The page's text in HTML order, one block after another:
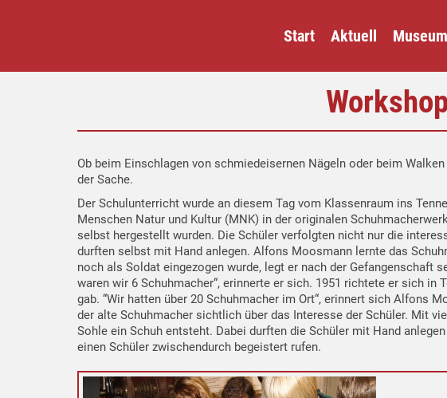
Start Aktuell Museum
Ob beim Einschlagen von schmiedeisernen Nägeln oder beim
der Sache.
Der Schulunterricht wurde an diesem Tag vom Klassenraum ins
Menschen Natur und Kultur (MNK) in der originalen
selbst hergestellt wurden. Die Schüler verfolgten nicht nur die
durften selbst mit Hand anlegen. Alfons Moosmann lernte das
noch als Soldat eingezogen wurde, legt er nach der Gefangenschaft
waren wir 6 Schuhmacher“, erinnerte er sich. 1951 richtete er sich
gab. “Wir hatten über 20 Schuhmacher im Ort“, erinnert sich Alfons
der alte Schuhmacher sichtlich über das Interesse der Schüler. Mit
Sohle ein Schuh entsteht. Dabei durften die Schüler mit Hand
einen Schüler zwischendurch begeistert rufen.